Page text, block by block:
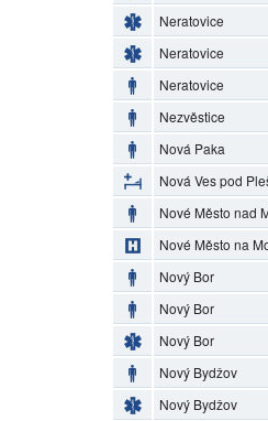
Neratovice
Neratovice
Neratovice
Nezvěstice
Nová Paka
Nová Ves pod
Nové Město nad
Nové Město na
Nový Bor
Nový Bor
Nový Bor
Nový Bydžov
Nový Bydžov